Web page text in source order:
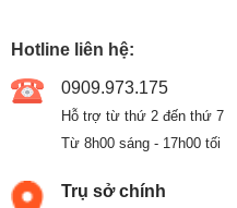
Hotline liên hệ:
0909.973.175
Hỗ trợ từ thứ 2 đến thứ 7
Từ 8h00 sáng - 17h00 tối
Trụ sở chính